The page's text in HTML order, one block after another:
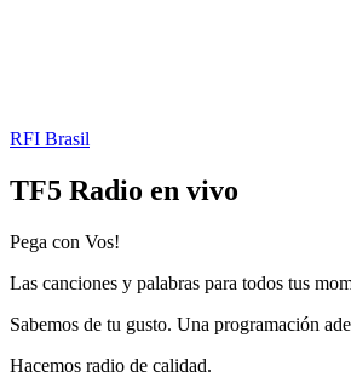
RFI Brasil
TF5 Radio en vivo
Pega con Vos!
Las canciones y palabras para todos tus
Sabemos de tu gusto. Una programación
Hacemos radio de calidad.